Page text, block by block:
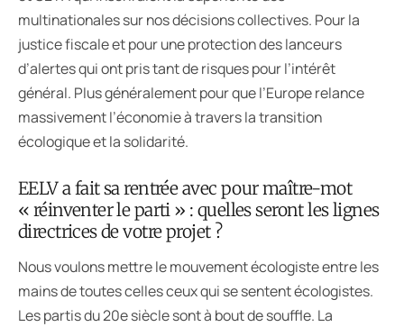
multinationales sur nos décisions collectives. Pour la
justice fiscale et pour une protection des lanceurs
d’alertes qui ont pris tant de risques pour l’intérêt
général. Plus généralement pour que l’Europe relance
massivement l’économie à travers la transition
écologique et la solidarité.
EELV a fait sa rentrée avec pour maître-mot
« réinventer le parti » : quelles seront les lignes
directrices de votre projet ?
Nous voulons mettre le mouvement écologiste entre les
mains de toutes celles ceux qui se sentent écologistes.
Les partis du 20e siècle sont à bout de souffle. La